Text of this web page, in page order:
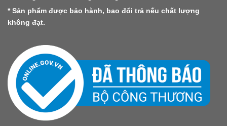
* Sản phẩm được bảo hành, bao đổi trả nếu chất lượng
không đạt.